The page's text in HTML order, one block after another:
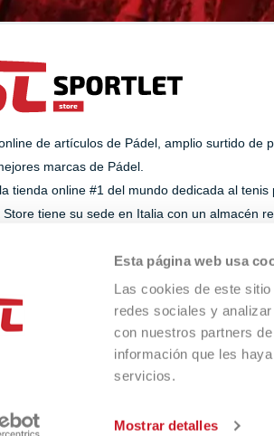
Esta página web usa
Las cookies de este
redes sociales y
con nuestros partners
información que les
servicios.
Mostrar detalles
de artículos de Pádel, amplio surtido de
marcas de Pádel.
tienda online #1 del mundo dedicada al tenis
Store tiene su sede en Italia con un almacén
PAYMENT
Cookie Declaration
LIMA SRL